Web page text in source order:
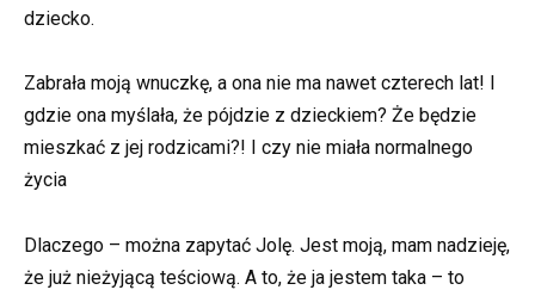
dziecko.
Zabrała moją wnuczkę, a ona nie ma nawet czterech lat! I
gdzie ona myślała, że pójdzie z dzieckiem? Że będzie
mieszkać z jej rodzicami?! I czy nie miała normalnego
życia
Dlaczego – można zapytać Jolę. Jest moją, mam nadzieję,
że już nieżyjącą teściową. A to, że ja jestem taka – to